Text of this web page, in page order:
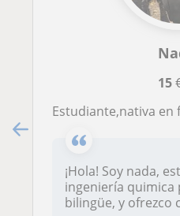
15
Estudiante,nativa en francés
¡Hola! Soy nada,
ingeniería quimica
bilingüe, y ofrezco